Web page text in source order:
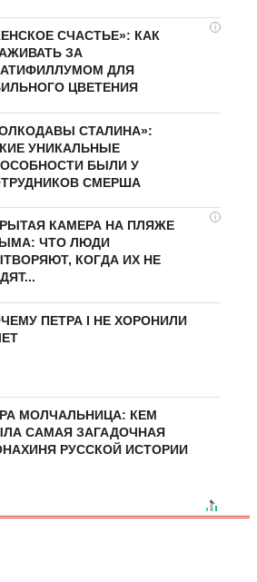
i
СЧАСТЬЕ»: КАК
ЗА
ДЛЯ
ЦВЕТЕНИЯ
СТАЛИНА»:
УНИКАЛЬНЫЕ
БЫЛИ У
СМЕРША
i
КАМЕРА НА ПЛЯЖЕ
ЧТО ЛЮДИ
КОГДА ИХ НЕ
ПЕТРА I НЕ ХОРОНИЛИ
МОЛЧАЛЬНИЦА: КЕМ
САМАЯ ЗАГАДОЧНАЯ
РУССКОЙ ИСТОРИИ